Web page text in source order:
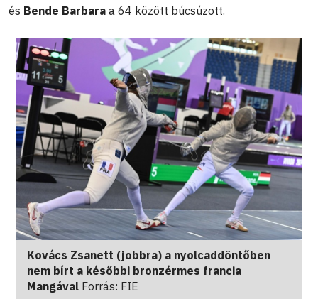
és Bende Barbara a 64 között búcsúzott.
Kovács Zsanett (jobbra) a nyolcaddöntőben
nem bírt a későbbi bronzérmes francia
Mangával Forrás: FIE